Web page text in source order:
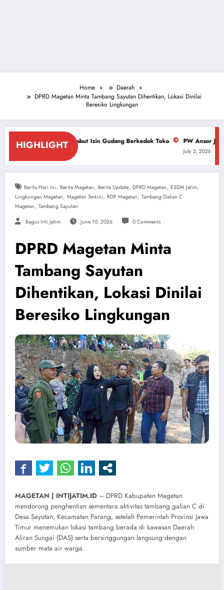
Home
Daerah
DPRD Magetan Minta Tambang Sayutan Dihentikan, Lokasi Dinilai
Beresiko Lingkungan
HIGHLIGHT
Cabut Izin Gudang Berkedok Toko PW Ansor Jatim Desak Polda
Berita Hari Ini, Berita Magetan, Berita Update, DPRD Magetan, ESDM Jatim,
Lingkungan Magetan, Magetan Terkini, RDP Magetan, Tambang Galian C
Magetan, Tambang Sayutan
Bagus Inti Jatim June 10, 2026 0 Comments
DPRD Magetan Minta
Tambang Sayutan
Dihentikan, Lokasi Dinilai
Beresiko Lingkungan
MAGETAN | INTIJATIM.ID – DPRD Kabupaten Magetan
mendorong penghentian sementara aktivitas tambang galian C di
Desa Sayutan, Kecamatan Parang, setelah Pemerintah Provinsi Jawa
Timur menemukan lokasi tambang berada di kawasan Daerah
Aliran Sungai (DAS) serta bersinggungan langsung dengan
sumber mata air warga.